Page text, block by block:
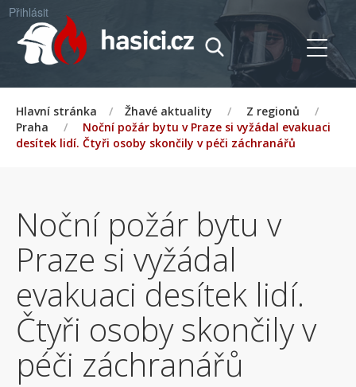
Přihlásit
Hlavní stránka / Žhavé aktuality / Z regionů
/
Praha
/
Noční požár bytu v Praze si vyžádal evakuaci
desítek lidí. Čtyři osoby skončily v péči záchranářů
Noční požár bytu v
Praze si vyžádal
evakuaci desítek lidí.
Čtyři osoby skončily v
péči záchranářů